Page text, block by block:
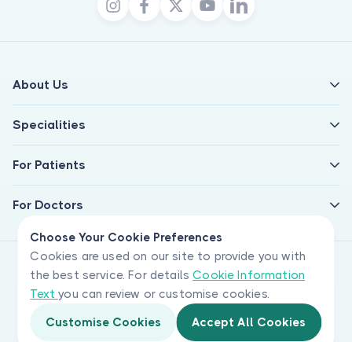
Choose Your Cookie Preferences
Cookies are used on our site to provide you with
the best service. For detailsCookie Information
Textyou can review or customise cookies.
Customise Cookies
Accept All Cookies
About Us
Specialities
For Patients
For Doctors